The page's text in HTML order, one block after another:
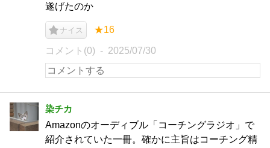
遂げたのか
ナイス ★16
コメント(0) 2025/07/30
染チカ
Amazonのオーディブル「コーチングラジオ」で
紹介されていた一冊。確かに主旨はコーチング精